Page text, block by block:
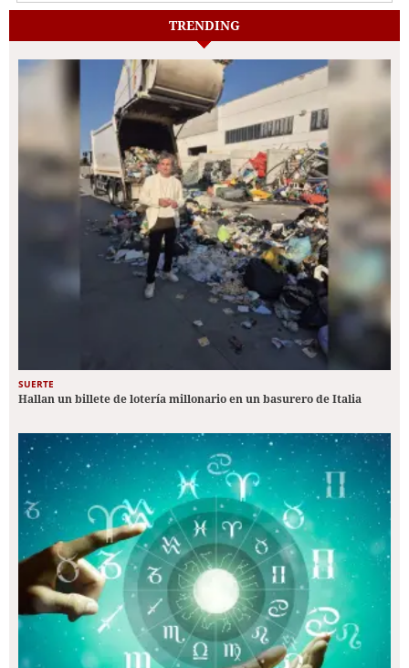
TRENDING
SUERTE
Hallan un billete de lotería millonario en un basurero de Italia